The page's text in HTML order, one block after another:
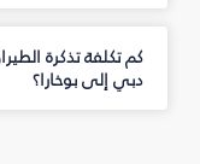
كم تكلفة تذكرة
دبي إلى بوخارا؟